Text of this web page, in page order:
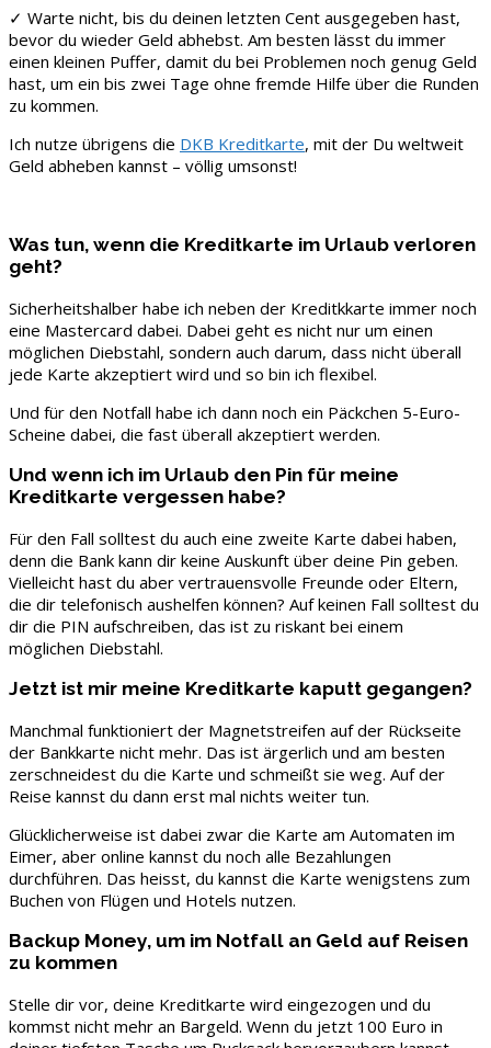
✓ Warte nicht, bis du deinen letzten Cent ausgegeben hast,
bevor du wieder Geld abhebst. Am besten lässt du immer
einen kleinen Puffer, damit du bei Problemen noch genug Geld
hast, um ein bis zwei Tage ohne fremde Hilfe über die Runden
zu kommen.
Ich nutze übrigens die DKB Kreditkarte, mit der Du weltweit
Geld abheben kannst – völlig umsonst!
Was tun, wenn die Kreditkarte im Urlaub verloren
geht?
Sicherheitshalber habe ich neben der Kreditkkarte immer noch
eine Mastercard dabei. Dabei geht es nicht nur um einen
möglichen Diebstahl, sondern auch darum, dass nicht überall
jede Karte akzeptiert wird und so bin ich flexibel.
Und für den Notfall habe ich dann noch ein Päckchen 5-Euro-
Scheine dabei, die fast überall akzeptiert werden.
Und wenn ich im Urlaub den Pin für meine
Kreditkarte vergessen habe?
Für den Fall solltest du auch eine zweite Karte dabei haben,
denn die Bank kann dir keine Auskunft über deine Pin geben.
Vielleicht hast du aber vertrauensvolle Freunde oder Eltern,
die dir telefonisch aushelfen können? Auf keinen Fall solltest du
dir die PIN aufschreiben, das ist zu riskant bei einem
möglichen Diebstahl.
Jetzt ist mir meine Kreditkarte kaputt gegangen?
Manchmal funktioniert der Magnetstreifen auf der Rückseite
der Bankkarte nicht mehr. Das ist ärgerlich und am besten
zerschneidest du die Karte und schmeißt sie weg. Auf der
Reise kannst du dann erst mal nichts weiter tun.
Glücklicherweise ist dabei zwar die Karte am Automaten im
Eimer, aber online kannst du noch alle Bezahlungen
durchführen. Das heisst, du kannst die Karte wenigstens zum
Buchen von Flügen und Hotels nutzen.
Backup Money, um im Notfall an Geld auf Reisen
zu kommen
Stelle dir vor, deine Kreditkarte wird eingezogen und du
kommst nicht mehr an Bargeld. Wenn du jetzt 100 Euro in